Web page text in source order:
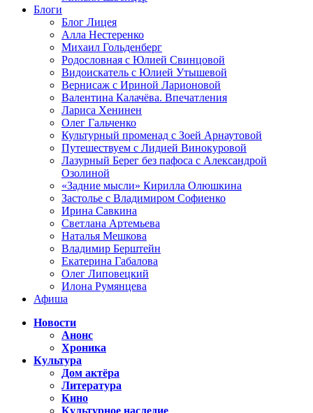
Блоги
Блог Лицея
Алла Нестеренко
Михаил Гольденберг
Родословная с Юлией Свинцовой
Видоискатель с Юлией Утышевой
Вернисаж с Ириной Ларионовой
Валентина Калачёва. Впечатления
Лариса Хенинен
Олег Гальченко
Культурный променад с Зоей Арнаутовой
Путешествуем с Лидией Винокуровой
Лазурный Берег без пафоса с Александрой
Озолиной
«Задние мысли» Кирилла Олюшкина
Застолье с Владимиром Софиенко
Ирина Савкина
Светлана Артемьева
Наталья Мешкова
Владимир Берштейн
Екатерина Габалова
Олег Липовецкий
Илона Румянцева
Афиша
Новости
Анонс
Хроника
Культура
Дом актёра
Литература
Кино